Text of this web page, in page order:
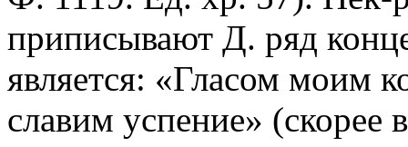
приписывают Д. ряд
является: «Гласом моим
славим успение» (скорее